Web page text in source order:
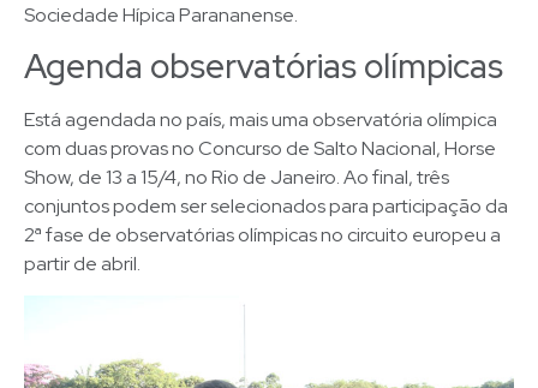
Sociedade Hípica Parananense.
Agenda observatórias olímpicas
Está agendada no país, mais uma observatória olímpica
com duas provas no Concurso de Salto Nacional, Horse
Show, de 13 a 15/4, no Rio de Janeiro. Ao final, três
conjuntos podem ser selecionados para participação da
2ª fase de observatórias olímpicas no circuito europeu a
partir de abril.